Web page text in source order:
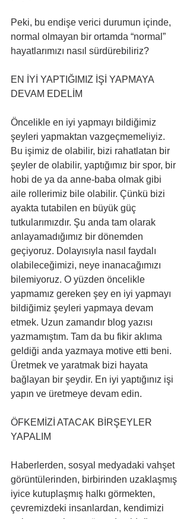
Peki, bu endişe verici durumun içinde,
normal olmayan bir ortamda “normal”
hayatlarımızı nasıl sürdürebiliriz?
EN İYİ YAPTIĞIMIZ İŞİ YAPMAYA
DEVAM EDELİM
Öncelikle en iyi yapmayı bildiğimiz
şeyleri yapmaktan vazgeçmemeliyiz.
Bu işimiz de olabilir, bizi rahatlatan bir
şeyler de olabilir, yaptığımız bir spor, bir
hobi de ya da anne-baba olmak gibi
aile rollerimiz bile olabilir. Çünkü bizi
ayakta tutabilen en büyük güç
tutkularımızdır. Şu anda tam olarak
anlayamadığımız bir dönemden
geçiyoruz. Dolayısıyla nasıl faydalı
olabileceğimizi, neye inanacağımızı
bilemiyoruz. O yüzden öncelikle
yapmamız gereken şey en iyi yapmayı
bildiğimiz şeyleri yapmaya devam
etmek. Uzun zamandır blog yazısı
yazmamıştım. Tam da bu fikir aklıma
geldiği anda yazmaya motive etti beni.
Üretmek ve yaratmak bizi hayata
bağlayan bir şeydir. En iyi yaptığınız işi
yapın ve üretmeye devam edin.
ÖFKEMİZİ ATACAK BİRŞEYLER
YAPALIM
Haberlerden, sosyal medyadaki vahşet
görüntülerinden, birbirinden uzaklaşmış
iyice kutuplaşmış halkı görmekten,
çevremizdeki insanlardan, kendimizi